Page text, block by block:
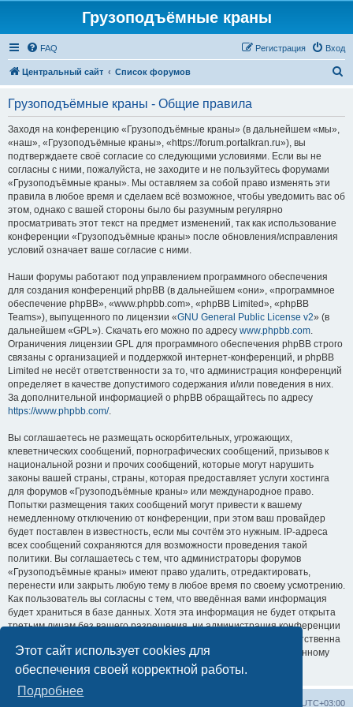
Этот сайт использует cookies для
обеспечения своей корректной работы.
Подробнее
Грузоподъёмные краны
FAQ Вход
Регистрация
Центральный сайт Список форумов
Грузоподъёмные краны - Общие правила
Заходя на конференцию «Грузоподъёмные краны» (в дальнейшем «мы»,
«наш», «Грузоподъёмные краны», «https://forum.portalkran.ru»), вы
подтверждаете своё согласие со следующими условиями. Если вы не
согласны с ними, пожалуйста, не заходите и не пользуйтесь форумами
«Грузоподъёмные краны». Мы оставляем за собой право изменять эти
правила в любое время и сделаем всё возможное, чтобы уведомить вас об
этом, однако с вашей стороны было бы разумным регулярно
просматривать этот текст на предмет изменений, так как использование
конференции «Грузоподъёмные краны» после обновления/исправления
условий означает ваше согласие с ними.
Наши форумы работают под управлением программного обеспечения
для создания конференций phpBB (в дальнейшем «они», «программное
обеспечение phpBB», «www.phpbb.com», «phpBB Limited», «phpBB
Teams»), выпущенного по лицензии «GNU General Public License v2» (в
дальнейшем «GPL»). Скачать его можно по адресу www.phpbb.com.
Ограничения лицензии GPL для программного обеспечения phpBB строго
связаны с организацией и поддержкой интернет-конференций, и phpBB
Limited не несёт ответственности за то, что администрация конференций
определяет в качестве допустимого содержания и/или поведения в них.
За дополнительной информацией о phpBB обращайтесь по адресу
https://www.phpbb.com/.
Вы соглашаетесь не размещать оскорбительных, угрожающих,
клеветнических сообщений, порнографических сообщений, призывов к
национальной розни и прочих сообщений, которые могут нарушить
законы вашей страны, страны, которая предоставляет услуги хостинга
для форумов «Грузоподъёмные краны» или международное право.
Попытки размещения таких сообщений могут привести к вашему
немедленному отключению от конференции, при этом ваш провайдер
будет поставлен в известность, если мы сочтём это нужным. IP-адреса
всех сообщений сохраняются для возможности проведения такой
политики. Вы соглашаетесь с тем, что администраторы форумов
«Грузоподъёмные краны» имеют право удалить, отредактировать,
перенести или закрыть любую тему в любое время по своему усмотрению.
Как пользователь вы согласны с тем, что введённая вами информация
будет храниться в базе данных. Хотя эта информация не будет открыта
третьим лицам без вашего разрешения, ни администрация конференции
«Грузоподъёмные краны», ни phpBB Limited не может быть ответственна
за действия хакеров, которые могут привести к несанкционированному
доступу к ней.
UTC+03:00